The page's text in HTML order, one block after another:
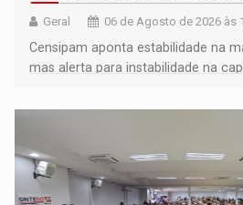
Geral 06 de Agosto de 2026 às
Censipam aponta estabilidade na
mas alerta para instabilidade na